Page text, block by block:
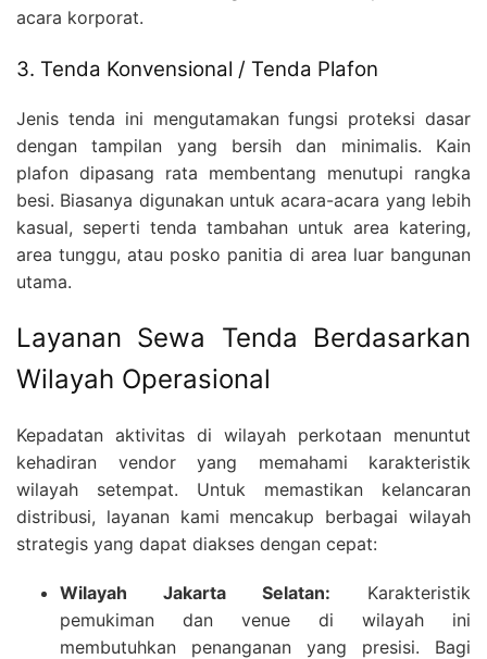
acara korporat.
3. Tenda Konvensional / Tenda Plafon
Jenis tenda ini mengutamakan fungsi proteksi dasar
dengan tampilan yang bersih dan minimalis. Kain
plafon dipasang rata membentang menutupi rangka
besi. Biasanya digunakan untuk acara-acara yang lebih
kasual, seperti tenda tambahan untuk area katering,
area tunggu, atau posko panitia di area luar bangunan
utama.
Layanan Sewa Tenda Berdasarkan
Wilayah Operasional
Kepadatan aktivitas di wilayah perkotaan menuntut
kehadiran vendor yang memahami karakteristik
wilayah setempat. Untuk memastikan kelancaran
distribusi, layanan kami mencakup berbagai wilayah
strategis yang dapat diakses dengan cepat:
Wilayah Jakarta Selatan: Karakteristik
pemukiman dan venue di wilayah ini
membutuhkan penanganan yang presisi. Bagi